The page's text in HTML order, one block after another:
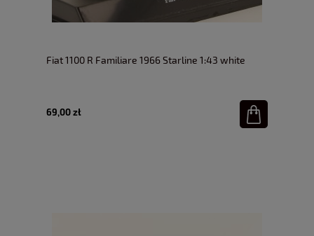
Fiat 1100 R Familiare 1966 Starline 1:43 white
69,00 zł